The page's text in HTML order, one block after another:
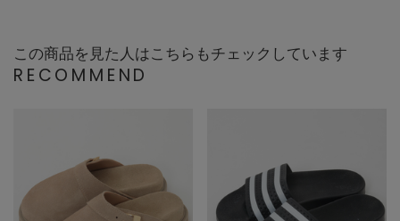
この商品を見た人はこちらもチェックしています
RECOMMEND